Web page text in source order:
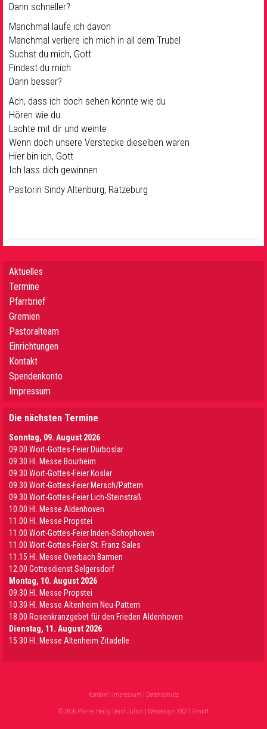
Dann schneller?
Manchmal laufe ich davon
Manchmal verliere ich mich in all dem Trubel
Suchst du mich, Gott
Findest du mich
Dann besser?
Ach, dass ich doch sehen könnte wie du
Hören wie du
Lachte mit dir und weinte
Wenn doch unsere Verstecke dieselben wären
Hier bin ich, Gott
Ich lass dich gewinnen
Pastorin Sindy Altenburg, Ratzeburg
Aktuelles
Termine
Pfarrbrief
Gremien
Pastoralteam
Einrichtungen
Kontakt
Spendenkonto
Impressum
Die nächsten Termine
Sonntag, 09. August 2026
09.00 Wort-Gottes-Feier Dürboslar
09.30 HI. Messe Bourheim
09.30 Wort-Gottes-Feier Koslar
09.30 Wort-Gottes-Feier Mersch/Pattern
09.30 Wort-Gottes-Feier Lich-Steinstraß
10.00 Hl. Messe Aldenhoven
11.00 Hl. Messe Propstei
11.00 Wort-Gottes-Feier Inden-Schophoven
11.00 Wort-Gottes-Feier St. Franz Sales
11.15 Hl. Messe Overbach Barmen
12.00 Gottesdienst Selgersdorf
Montag, 10. August 2026
09.30 Hl. Messe Propstei
10.30 Hl. Messe Altenheim Neu-Pattern
18.00 Rosenkranzgebet für den Frieden Aldenhoven
Dienstag, 11. August 2026
15.30 Hl. Messe Altenheim Zitadelle
Kontakt Impressum Datenschutz
© 2026 Pfarrei Heilig Geist Jülich | Webdesign:XIQIT GmbH